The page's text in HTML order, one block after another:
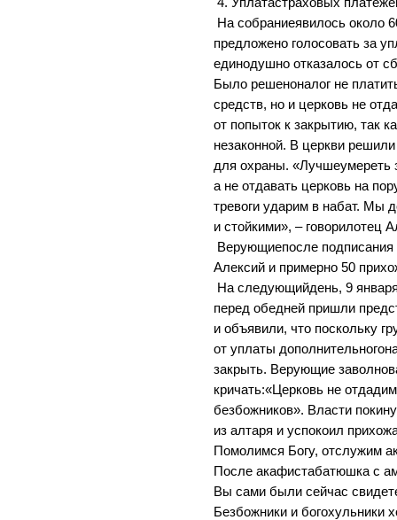
На собраниеявилось около
предложено голосовать за
единодушно отказалось от
Было решеноналог не
средств, но и церковь не
от попыток к закрытию, так
незаконной. В церкви
для охраны. «Лучшеумереть
а не отдавать церковь на
тревоги ударим в набат. Мы
и стойкими», – говорилотец
Верующиепосле подписания
Алексий и примерно 50
На следующийдень, 9
перед обедней пришли
и объявили, что поскольку
от уплаты
закрыть. Верующие
кричать:«Церковь не
безбожников». Власти
из алтаря и успокоил
Помолимся Богу, отслужим
После акафистабатюшка с
Вы сами были сейчас
Безбожники и богохульники